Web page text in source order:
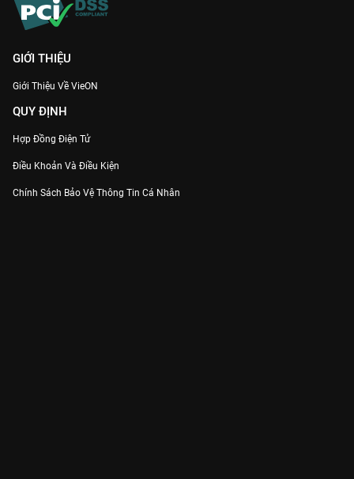
GIỚI THIỆU
Giới Thiệu Về VieON
QUY ĐỊNH
Hợp Đồng Điện Tử
Điều Khoản Và Điều Kiện
Chính Sách Bảo Vệ Thông Tin Cá Nhân